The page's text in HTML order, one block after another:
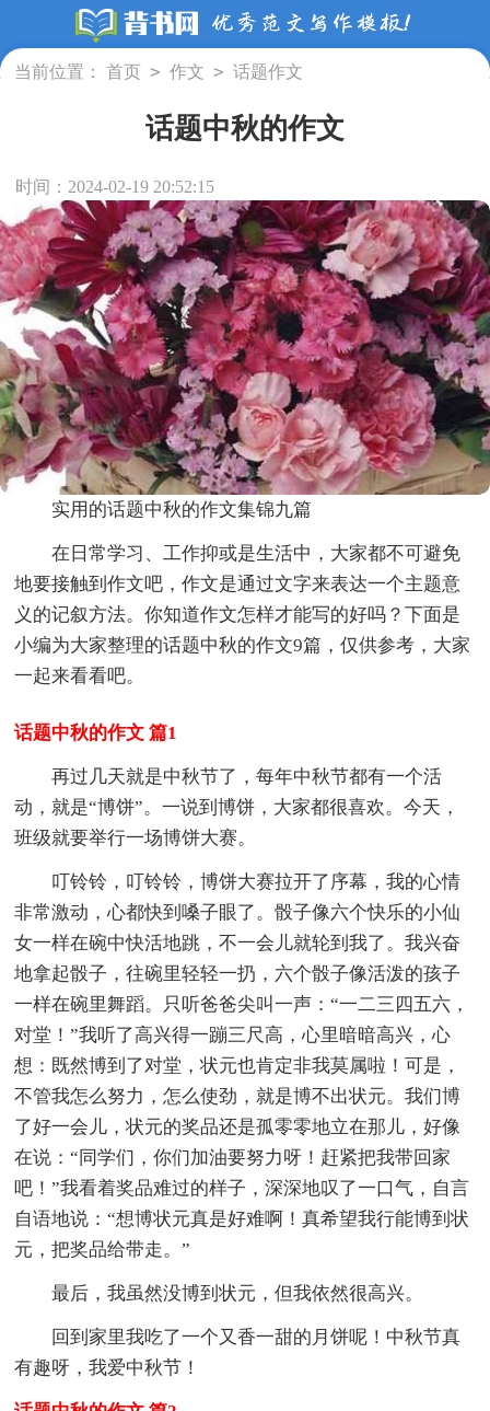
当前位置： 首页 > 作文 > 话题作文
话题中秋的作文
时间：2024-02-19 20:52:15
实用的话题中秋的作文集锦九篇
在日常学习、工作抑或是生活中，大家都不可避免
地要接触到作文吧，作文是通过文字来表达一个主题意
义的记叙方法。你知道作文怎样才能写的好吗？下面是
小编为大家整理的话题中秋的作文9篇，仅供参考，大家
一起来看看吧。
话题中秋的作文 篇1
再过几天就是中秋节了，每年中秋节都有一个活
动，就是“博饼”。一说到博饼，大家都很喜欢。今天，
班级就要举行一场博饼大赛。
叮铃铃，叮铃铃，博饼大赛拉开了序幕，我的心情
非常激动，心都快到嗓子眼了。骰子像六个快乐的小仙
女一样在碗中快活地跳，不一会儿就轮到我了。我兴奋
地拿起骰子，往碗里轻轻一扔，六个骰子像活泼的孩子
一样在碗里舞蹈。只听爸爸尖叫一声：“一二三四五六，
对堂！”我听了高兴得一蹦三尺高，心里暗暗高兴，心
想：既然博到了对堂，状元也肯定非我莫属啦！可是，
不管我怎么努力，怎么使劲，就是博不出状元。我们博
了好一会儿，状元的奖品还是孤零零地立在那儿，好像
在说：“同学们，你们加油要努力呀！赶紧把我带回家
吧！”我看着奖品难过的样子，深深地叹了一口气，自言
自语地说：“想博状元真是好难啊！真希望我行能博到状
元，把奖品给带走。”
最后，我虽然没博到状元，但我依然很高兴。
回到家里我吃了一个又香一甜的月饼呢！中秋节真
有趣呀，我爱中秋节！